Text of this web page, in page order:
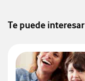
Te puede interesar